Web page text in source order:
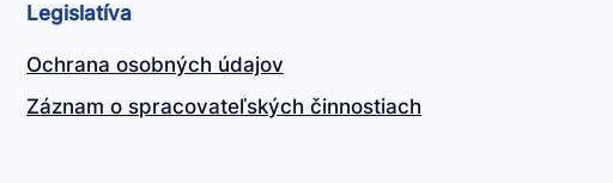
Legislatíva
Ochrana osobných údajov
Záznam o spracovateľských činnostiach